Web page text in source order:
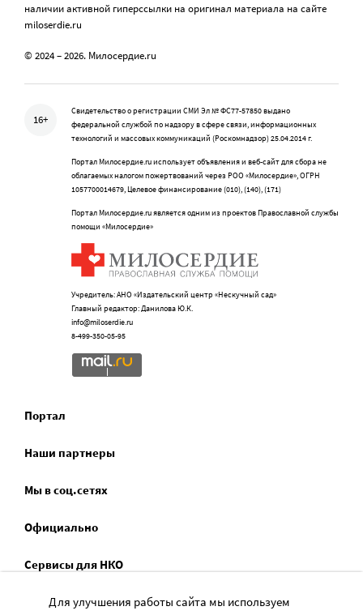
наличии активной гиперссылки на оригинал материала на сайте
miloserdie.ru
© 2024 – 2026. Милосердие.ru
16+
Свидетельство о регистрации СМИ Эл № ФС77-57850 выдано
федеральной службой по надзору в сфере связи, информационных
технологий и массовых коммуникаций (Роскомнадзор) 25.04.2014 г.
Портал Милосердие.ru использует объявления и веб-сайт для сбора не
облагаемых налогом пожертвований через РОО «Милосердие», ОГРН
1057700014679, Целевое финансирование (010), (140), (171)
Портал Милосердие.ru является одним из проектов Православной службы
помощи «Милосердие»
Учредитель: АНО «Издательский центр «Нескучный сад»
Главный редактор: Данилова Ю.К.
info@miloserdie.ru
8-499-350-05-95
Портал
Наши партнеры
Мы в соц.сетях
Официально
Сервисы для НКО
Спецпроекты
Для улучшения работы сайта мы используем